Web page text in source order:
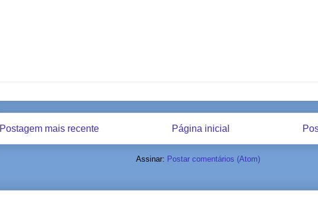
Postagem mais recente Página inicial
Assinar: Postar comentários (Atom)